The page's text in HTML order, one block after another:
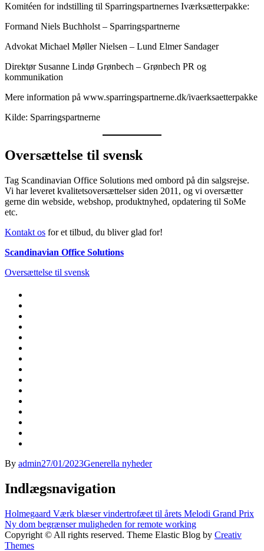
Komitéen for indstilling til Sparringspartnernes Iværksætterpakke:
Formand Niels Buchholst – Sparringspartnerne
Advokat Michael Møller Nielsen – Lund Elmer Sandager
Direktør Susanne Lindø Grønbech – Grønbech PR og
kommunikation
Mere information på www.sparringspartnerne.dk/ivaerksaetterpakke
Kilde: Sparringspartnerne
Oversættelse til svensk
Tag Scandinavian Office Solutions med ombord på din salgsrejse.
Vi har leveret kvalitetsoversættelser siden 2011, og vi oversætter
gerne din webside, webshop, produktnyhed, opdatering til SoMe
etc.
Kontakt os for et tilbud, du bliver glad for!
Scandinavian Office Solutions
Oversættelse til svensk
By admin27/01/2023Generella nyheder
Indlægsnavigation
Holmegaard Værk blæser vindertrofæet til årets Melodi Grand Prix
Ny dom begrænser muligheden for remote working
Copyright © All rights reserved. Theme Elastic Blog by Creativ
Themes